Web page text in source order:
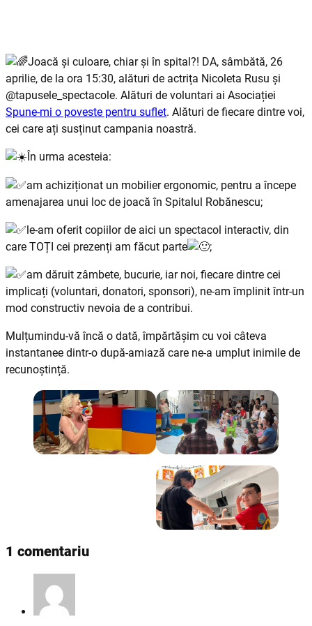
Joacă și culoare, chiar și în spital?! DA, sâmbătă, 26
aprilie, de la ora 15:30, alături de actrița Nicoleta Rusu și
@tapusele_spectacole. Alături de voluntari ai Asociației
Spune-mi o poveste pentru suflet. Alături de fiecare dintre voi,
cei care ați susținut campania noastră.
În urma acesteia:
am achiziționat un mobilier ergonomic, pentru a începe
amenajarea unui loc de joacă în Spitalul Robănescu;
le-am oferit copiilor de aici un spectacol interactiv, din
care TOȚI cei prezenți am făcut parte
;
am dăruit zâmbete, bucurie, iar noi, fiecare dintre cei
implicați (voluntari, donatori, sponsori), ne-am împlinit într-un
mod constructiv nevoia de a contribui.
Mulțumindu-vă încă o dată, împărtășim cu voi câteva
instantanee dintr-o după-amiază care ne-a umplut inimile de
recunoștință.
1 comentariu